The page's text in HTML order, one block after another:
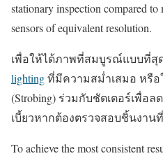
stationary inspection compared
sensors of equivalent resolution.
เพื่อให้ได้ภาพที่สมบูรณ์แบบที่สุ
lightingที่มีความสม่ำเสมอ หรื
(Strobing) ร่วมกับชัตเตอร์เพื่อ
เบี้ยวหากต้องตรวจสอบชิ้นงาน
To achieve the most consistent